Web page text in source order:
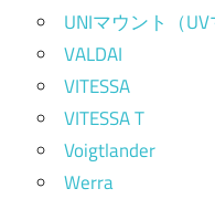
UNIマウント（UV
VALDAI
VITESSA
VITESSA T
Voigtlander
Werra